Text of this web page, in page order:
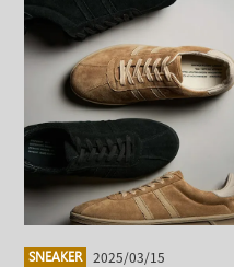
SNEAKER 2025/03/15